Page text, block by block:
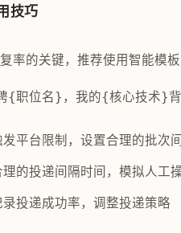
技巧
率的关键，推荐使用智能模
{职位名}，我的{核心技术}
发平台限制，设置合理的批次
理的投递间隔时间，模拟人工
录投递成功率，调整投递策略